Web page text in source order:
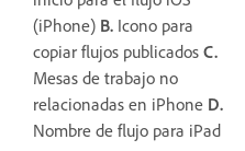
(iPhone) B. Icono para
copiar flujos publicados C.
Mesas de trabajo no
relacionadas en iPhone D.
Nombre de flujo para iPad